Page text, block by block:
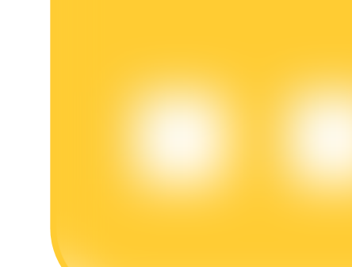
Servicio de préstamos respaldado por criptomonedas